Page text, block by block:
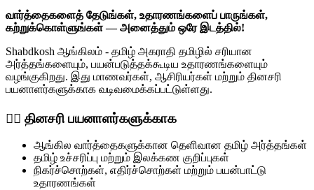
வார்த்தைகளைத் தேடுங்கள், உதாரணங்களைப் பாருங்கள்,
கற்றுக்கொள்ளுங்கள் — அனைத்தும் ஒரே இடத்தில்!
Shabdkosh ஆங்கிலம் - தமிழ் அகராதி தமிழில் சரியான
அர்த்தங்களையும், பயன்படுத்தக்கூடிய உதாரணங்களையும்
வழங்குகிறது. இது மாணவர்கள், ஆசிரியர்கள் மற்றும் தினசரி
பயனாளர்களுக்காக வடிவமைக்கப்பட்டுள்ளது.
🧍‍♂️ தினசரி பயனாளர்களுக்காக
ஆங்கில வார்த்தைகளுக்கான தெளிவான தமிழ் அர்த்தங்கள்
தமிழ் உச்சரிப்பு மற்றும் இலக்கண குறிப்புகள்
நிகர்ச்சொற்கள், எதிர்ச்சொற்கள் மற்றும் பயன்பாட்டு
உதாரணங்கள்